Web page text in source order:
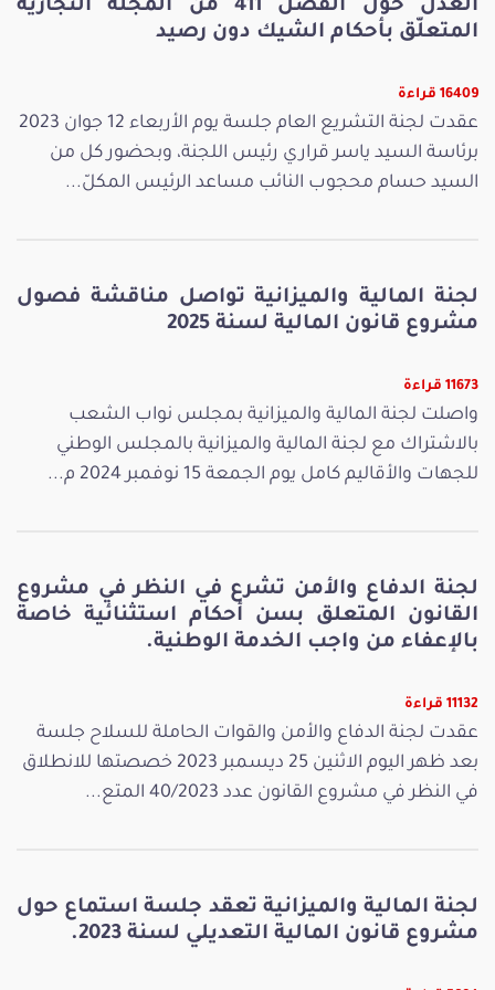
العدل حول الفصل 411 من المجلّة التجارية
المتعلّق بأحكام الشيك دون رصيد
16409 قراءة
عقدت لجنة التشريع العام جلسة يوم الأربعاء 12 جوان 2023
برئاسة السيد ياسر قراري رئيس اللجنة، وبحضور كل من
السيد حسام محجوب النائب مساعد الرئيس المكلّ...
لجنة المالية والميزانية تواصل مناقشة فصول
مشروع قانون المالية لسنة 2025
11673 قراءة
واصلت لجنة المالية والميزانية بمجلس نواب الشعب
بالاشتراك مع لجنة المالية والميزانية بالمجلس الوطني
للجهات والأقاليم كامل يوم الجمعة 15 نوفمبر 2024 م...
لجنة الدفاع والأمن تشرع في النظر في مشروع
القانون المتعلق بسن أحكام استثنائية خاصة
بالإعفاء من واجب الخدمة الوطنية.
11132 قراءة
عقدت لجنة الدفاع والأمن والقوات الحاملة للسلاح جلسة
بعد ظهر اليوم الاثنين 25 ديسمبر 2023 خصصتها للانطلاق
في النظر في مشروع القانون عدد 40/2023 المتع...
لجنة المالية والميزانية تعقد جلسة استماع حول
مشروع قانون المالية التعديلي لسنة 2023.